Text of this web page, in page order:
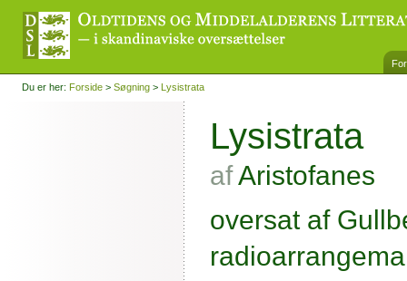
Du er her: Forside > Søgning > Lysistrata
Lysistrata
afAristofanes
oversat af